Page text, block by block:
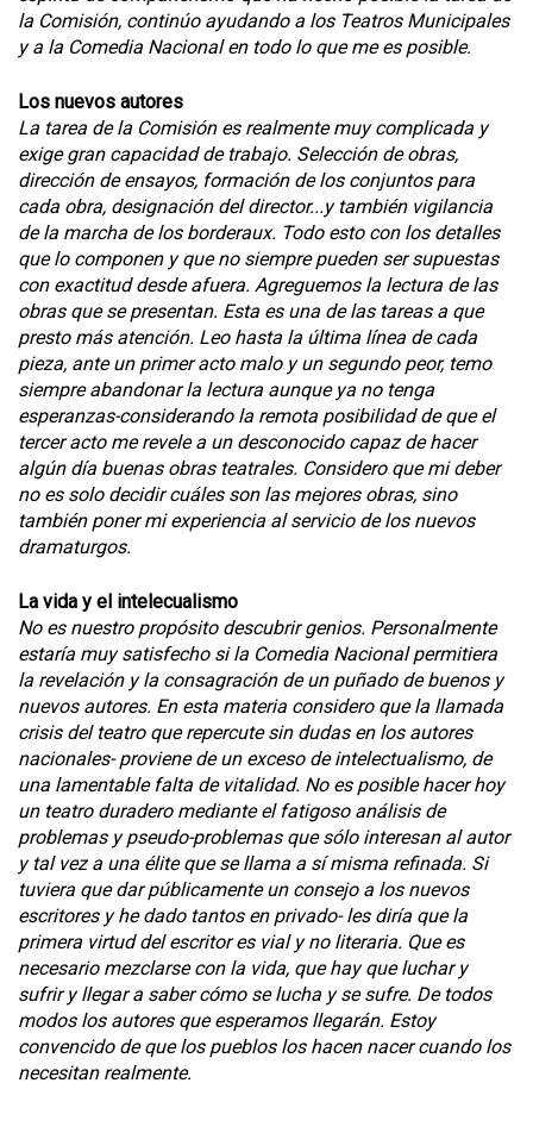
la Comisión, continúo ayudando a los Teatros Municipales
y a la Comedia Nacional en todo lo que me es posible.
Los nuevos autores
La tarea de la Comisión es realmente muy complicada y
exige gran capacidad de trabajo. Selección de obras,
dirección de ensayos, formación de los conjuntos para
cada obra, designación del director...y también vigilancia
de la marcha de los borderaux. Todo esto con los detalles
que lo componen y que no siempre pueden ser supuestas
con exactitud desde afuera. Agreguemos la lectura de las
obras que se presentan. Esta es una de las tareas a que
presto más atención. Leo hasta la última línea de cada
pieza, ante un primer acto malo y un segundo peor, temo
siempre abandonar la lectura aunque ya no tenga
esperanzas-considerando la remota posibilidad de que el
tercer acto me revele a un desconocido capaz de hacer
algún día buenas obras teatrales. Considero que mi deber
no es solo decidir cuáles son las mejores obras, sino
también poner mi experiencia al servicio de los nuevos
dramaturgos.
La vida y el intelecualismo
No es nuestro propósito descubrir genios. Personalmente
estaría muy satisfecho si la Comedia Nacional permitiera
la revelación y la consagración de un puñado de buenos y
nuevos autores. En esta materia considero que la llamada
crisis del teatro que repercute sin dudas en los autores
nacionales- proviene de un exceso de intelectualismo, de
una lamentable falta de vitalidad. No es posible hacer hoy
un teatro duradero mediante el fatigoso análisis de
problemas y pseudo-problemas que sólo interesan al autor
y tal vez a una élite que se llama a sí misma refinada. Si
tuviera que dar públicamente un consejo a los nuevos
escritores y he dado tantos en privado- les diría que la
primera virtud del escritor es vial y no literaria. Que es
necesario mezclarse con la vida, que hay que luchar y
sufrir y llegar a saber cómo se lucha y se sufre. De todos
modos los autores que esperamos llegarán. Estoy
convencido de que los pueblos los hacen nacer cuando los
necesitan realmente.